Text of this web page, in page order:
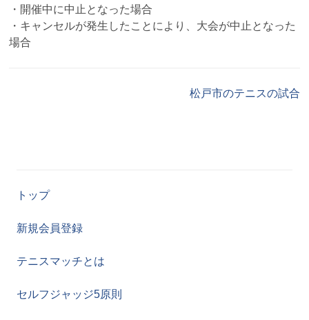
・開催中に中止となった場合
・キャンセルが発生したことにより、大会が中止となった
場合
松戸市のテニスの試合
トップ
新規会員登録
テニスマッチとは
セルフジャッジ5原則